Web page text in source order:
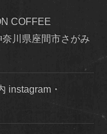
COFFEE
川県座間市さがみ
instagram・